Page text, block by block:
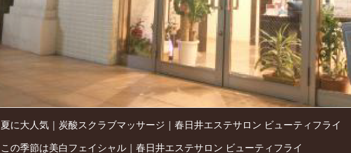
夏に大人気｜炭酸スクラブマッサージ｜春日井エステサロン ビューティフライ
この季節は美白フェイシャル｜春日井エステサロン ビューティフライ